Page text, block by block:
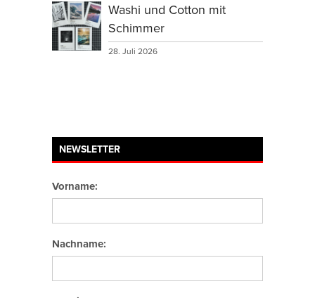
Washi und Cotton mit
Schimmer
28. Juli 2026
NEWSLETTER
Vorname:
Nachname: